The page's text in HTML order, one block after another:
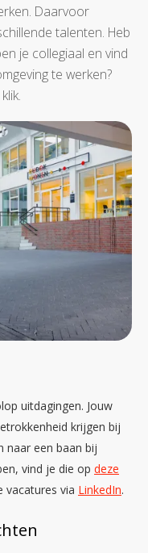
Daarvoor
talenten. Heb
je collegiaal en vind
te werken?
uitdagingen. Jouw
krijgen bij
naar een baan bij
vind je die op deze
vacatures via LinkedIn.